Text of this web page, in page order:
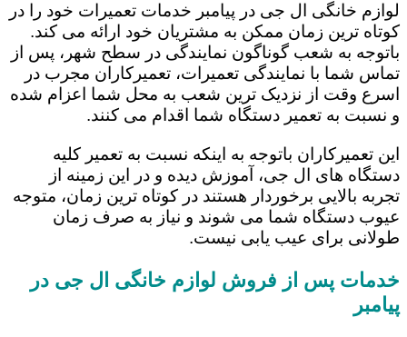
لوازم خانگی ال جی در پیامبر خدمات تعمیرات خود را در
کوتاه ترین زمان ممکن به مشتریان خود ارائه می کند.
باتوجه به شعب گوناگون نمایندگی در سطح شهر، پس از
تماس شما با نمایندگی تعمیرات، تعمیرکاران مجرب در
اسرع وقت از نزدیک ترین شعب به محل شما اعزام شده
و نسبت به تعمیر دستگاه شما اقدام می کنند.
این تعمیرکاران باتوجه به اینکه نسبت به تعمیر کلیه
دستگاه های ال جی، آموزش دیده و در این زمینه از
تجربه بالایی برخوردار هستند در کوتاه ترین زمان، متوجه
عیوب دستگاه شما می شوند و نیاز به صرف زمان
طولانی برای عیب یابی نیست.
خدمات پس از فروش لوازم خانگی ال جی در
پیامبر